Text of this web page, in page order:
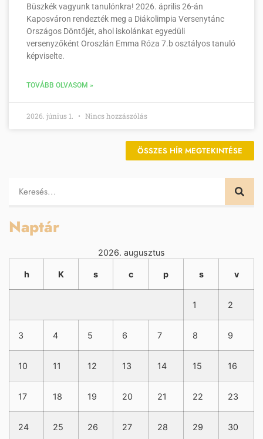
Büszkék vagyunk tanulónkra! 2026. április 26-án
Kaposváron rendezték meg a Diákolimpia Versenytánc
Országos Döntőjét, ahol iskolánkat egyedüli
versenyzőként Oroszlán Emma Róza 7.b osztályos tanuló
képviselte.
TOVÁBB OLVASOM »
2026. június 1. Nincs hozzászólás
ÖSSZES HÍR MEGTEKINTÉSE
Naptár
2026. augusztus
h K s c p s v
1 2
3 4 5 6 7 8 9
10 11 12 13 14 15 16
17 18 19 20 21 22 23
24 25 26 27 28 29 30